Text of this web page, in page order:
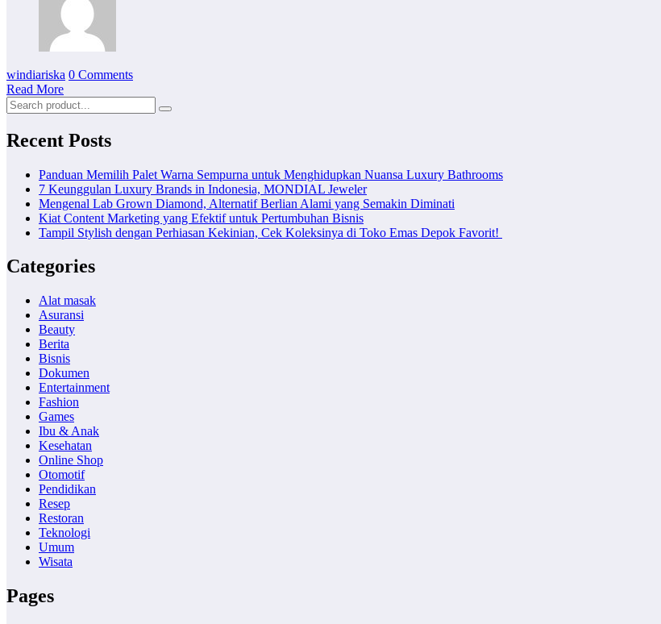
windiariska 0 Comments
Read More
Recent Posts
Panduan Memilih Palet Warna Sempurna untuk Menghidupkan Nuansa Luxury Bathrooms
7 Keunggulan Luxury Brands in Indonesia, MONDIAL Jeweler
Mengenal Lab Grown Diamond, Alternatif Berlian Alami yang Semakin Diminati
Kiat Content Marketing yang Efektif untuk Pertumbuhan Bisnis
Tampil Stylish dengan Perhiasan Kekinian, Cek Koleksinya di Toko Emas Depok Favorit!
Categories
Alat masak
Asuransi
Beauty
Berita
Bisnis
Dokumen
Entertainment
Fashion
Games
Ibu & Anak
Kesehatan
Online Shop
Otomotif
Pendidikan
Resep
Restoran
Teknologi
Umum
Wisata
Pages